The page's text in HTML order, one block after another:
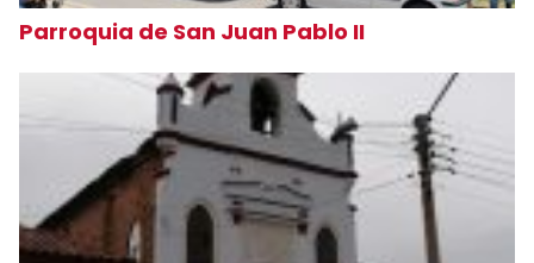
Parroquia de San Juan Pablo II